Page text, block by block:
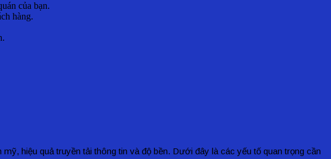
của bạn.
hàng.
hiệu quả truyền tải thông tin và độ bền. Dưới đây là các yếu tố quan trọng cần